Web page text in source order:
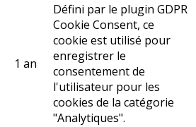
1 an
Défini par le plugin GDPR
Cookie Consent, ce
cookie est utilisé pour
enregistrer le
consentement de
l'utilisateur pour les
cookies de la catégorie
"Analytiques".